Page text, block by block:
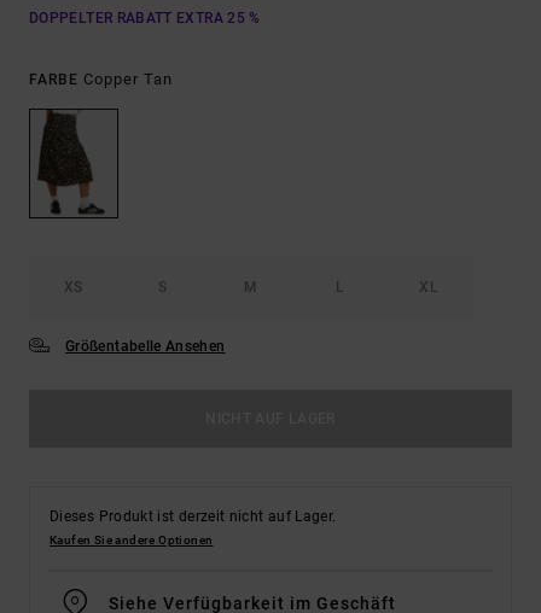
DOPPELTER RABATT EXTRA 25 %
FARBE Copper Tan
XS S M L XL
Größentabelle Ansehen
Dieses Produkt ist derzeit nicht auf Lager.
Kaufen Sie andere Optionen
Siehe Verfügbarkeit im Geschäft